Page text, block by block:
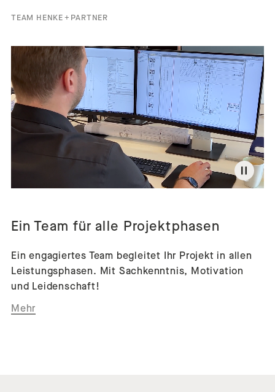
TEAM HENKE + PARTNER
Ein Team für alle Projektphasen
Ein engagiertes Team begleitet Ihr Projekt in allen
Leistungsphasen. Mit Sachkenntnis, Motivation
und Leidenschaft!
Mehr